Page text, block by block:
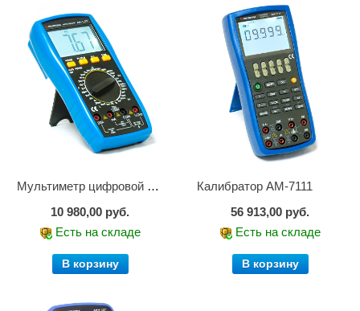
Мультиметр цифровой АМ-1083
10 980,00 руб.
Есть на складе
В корзину
Калибратор АМ-7111
56 913,00 руб.
Есть на складе
В корзину